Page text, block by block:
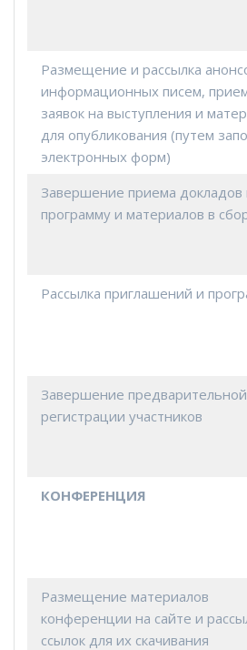
Размещение и рассылка
информационных писем,
заявок на выступления и
для опубликования (путем
электронных форм)
Завершение приема докладов
программу и материалов в
Рассылка приглашений и
Завершение предварительной
регистрации участников
КОНФЕРЕНЦИЯ
Размещение материалов
конференции на сайте и
ссылок для их скачивания